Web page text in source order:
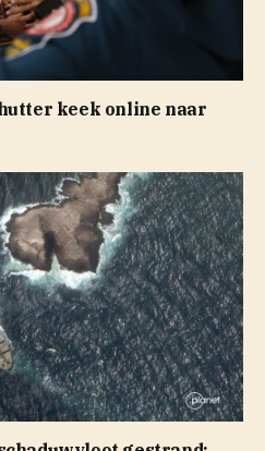
keek online naar